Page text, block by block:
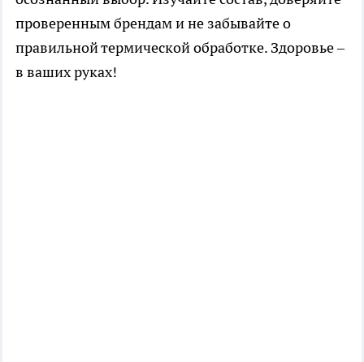
проверенным брендам и не забывайте о
правильной термической обработке. Здоровье –
в ваших руках!